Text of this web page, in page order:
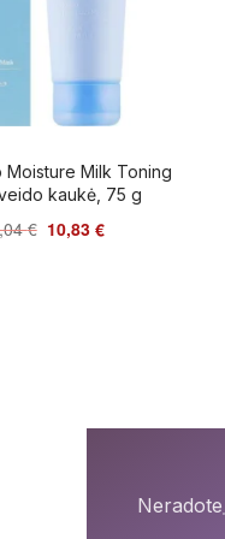
Moisture Milk Toning
kaukė, 75 g
€ 10,83 €